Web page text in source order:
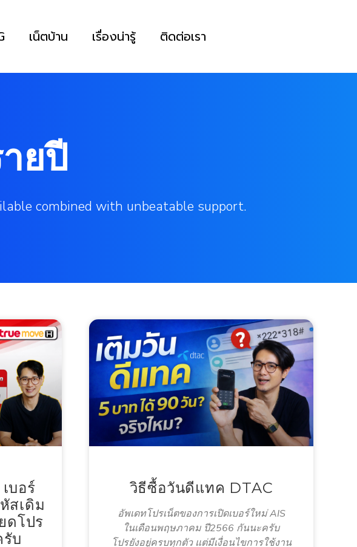
เน็ตบ้าน เรื่องน่ารู้ ติดต่อเรา
ยปี
combined with unbeatable support.
บอร์
สเดิม
ดโปร
รับ
วิธีซื้อวันดีแทค DTAC
อัพเดทโปรเน็ตของการเปิดเบอร์ใหม่ AIS
ในเดือนพฤษภาคม ปี2566 กันนะครับ
โปรยังอยู่ครบทุกตัว แต่มีเงื่อนไขการใช้งาน